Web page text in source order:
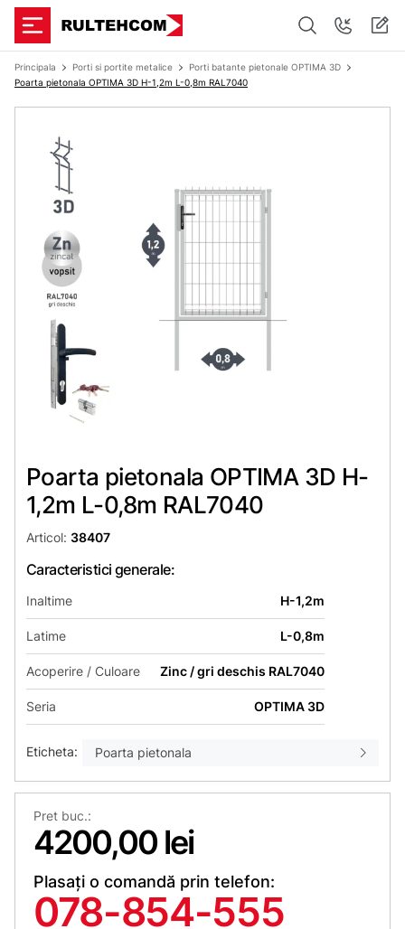
Principala Porti si portite metalice
Porti batante pietonale OPTIMA 3D
Poarta pietonala OPTIMA 3D H-1,2m L-0,8m RAL7040
Poarta pietonala OPTIMA 3D H-
1,2m L-0,8m RAL7040
Articol: 38407
Caracteristici generale:
Inaltime H-1,2m
Latime L-0,8m
Acoperire / Culoare Zinc / gri deschis RAL7040
Seria OPTIMA 3D
Eticheta: Poarta pietonala
Pret buc.:
4200,00 lei
Plasați o comandă prin telefon:
078-854-555